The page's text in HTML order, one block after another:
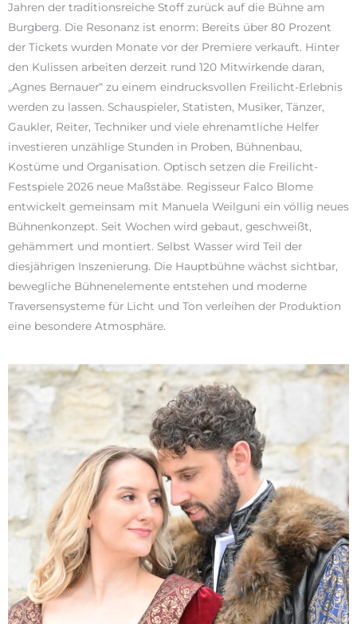
Jahren der traditionsreiche Stoff zurück auf die Bühne am
Burgberg. Die Resonanz ist enorm: Bereits über 80 Prozent
der Tickets wurden Monate vor der Premiere verkauft. Hinter
den Kulissen arbeiten derzeit rund 120 Mitwirkende daran,
„Agnes Bernauer“ zu einem eindrucksvollen Freilicht-Erlebnis
werden zu lassen. Schauspieler, Statisten, Musiker, Tänzer,
Gaukler, Reiter, Techniker und viele ehrenamtliche Helfer
investieren unzählige Stunden in Proben, Bühnenbau,
Kostüme und Organisation. Optisch setzen die Freilicht-
Festspiele 2026 neue Maßstäbe. Regisseur Falco Blome
entwickelt gemeinsam mit Manuela Weilguni ein völlig neues
Bühnenkonzept. Seit Wochen wird gebaut, geschweißt,
gehämmert und montiert. Selbst Wasser wird Teil der
diesjährigen Inszenierung. Die Hauptbühne wächst sichtbar,
bewegliche Bühnenelemente entstehen und moderne
Traversensysteme für Licht und Ton verleihen der Produktion
eine besondere Atmosphäre.